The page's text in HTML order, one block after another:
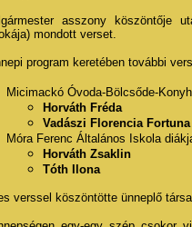
asszony köszöntője
mondott verset.
program keretében további
Micimackó Óvoda-Bölcsőde-
Horváth Fréda
Vadászi Florencia Fortuna
Móra Ferenc Általános Iskola
Horváth Zsaklin
Tóth Ilona
verssel köszöntötte ünneplő